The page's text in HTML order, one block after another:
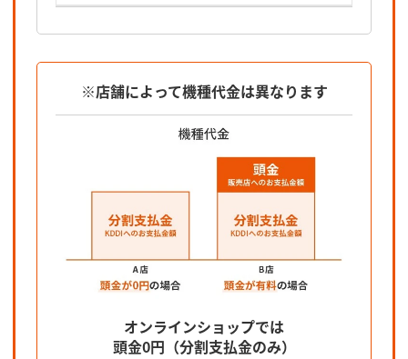
※店舗によって機種代金は異なります
オンラインショップでは
頭金0円（分割支払金のみ）